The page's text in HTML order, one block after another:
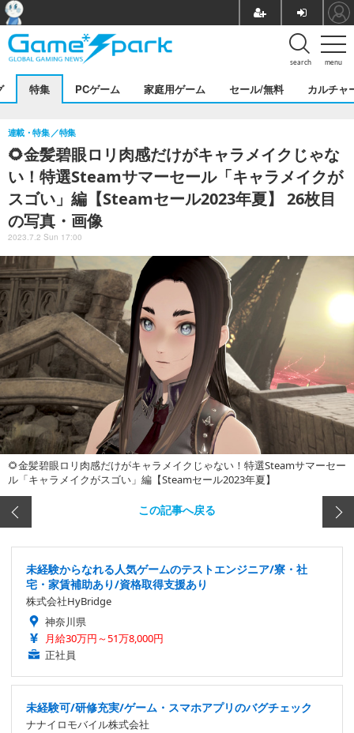
menu
search
特集 PCゲーム 家庭用ゲーム セール/無料 カルチャ
🌻金髪碧眼ロリ肉感だけがキャラメイクじゃな
い！特選Steamサマーセール「キャラメイクが
スゴい」編【Steamセール2023年夏】 26枚目
の写真・画像
連載・特集 特集
2023.7.2 Sun 17:00
🌻金髪碧眼ロリ肉感だけがキャラメイクじゃない！特選Steamサマーセー
ル「キャラメイクがスゴい」編【Steamセール2023年夏】
この記事へ戻る
未経験からなれる人気ゲームのテストエンジニア/寮・社
宅・家賃補助あり/資格取得支援あり
株式会社HyBridge
神奈川県
月給30万円～51万8,000円
正社員
未経験可/研修充実/ゲーム・スマホアプリのバグチェック
ナナイロモバイル株式会社